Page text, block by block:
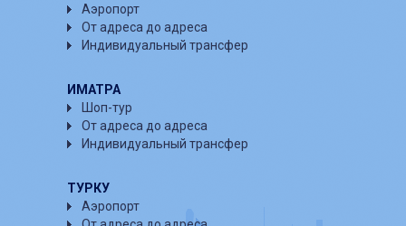
Аэропорт
От адреса до адреса
Индивидуальный трансфер
ИМАТРА
Шоп-тур
От адреса до адреса
Индивидуальный трансфер
ТУРКУ
Аэропорт